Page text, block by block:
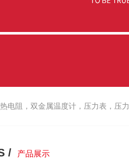
电阻，双金属温度计，压力表，压
/ 产品展示